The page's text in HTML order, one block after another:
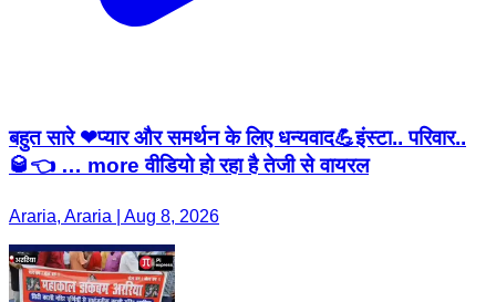
बहुत सारे ❤प्यार और समर्थन के लिए धन्यवाद💪इंस्टा.. परिवार..
🥃👈 … more वीडियो हो रहा है तेजी से वायरल
Araria, Araria | Aug 8, 2026